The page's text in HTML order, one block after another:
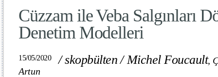
Cüzzam ile Veba Salgınları
Denetim Modelleri
15/05/2020 /skopbülten /Michel Foucault,
Artun